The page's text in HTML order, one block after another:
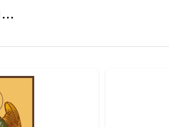
духовным подарком: